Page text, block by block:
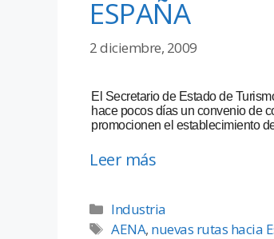
ESPAÑA
2 diciembre, 2009
El Secretario de Estado de
hace pocos días un convenio de
promocionen el establecimiento
Leer más
Industria
AENA, nuevas rutas hacia